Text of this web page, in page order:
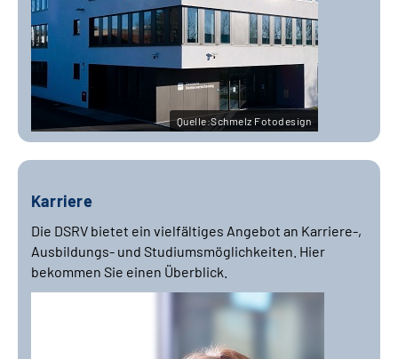
Quelle:Schmelz Fotodesign
Karriere
Die DSRV bietet ein vielfältiges Angebot an Karriere-,
Ausbildungs- und Studiumsmöglichkeiten. Hier
bekommen Sie einen Überblick.